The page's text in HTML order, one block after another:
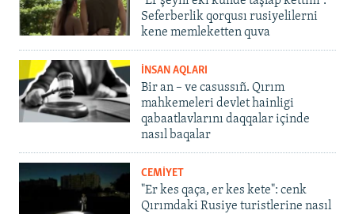
Seferberlik qorqusı rusiyelilerni
kene memleketten quva
İNSAN AQLARI
Bir an – ve casussıñ. Qırım
mahkemeleri devlet hainligi
qabaatlavlarını daqqalar içinde
nasıl baqalar
CEMİYET
"Er kes qaça, er kes kete": cenk
Qırımdaki Rusiye turistlerine nasıl